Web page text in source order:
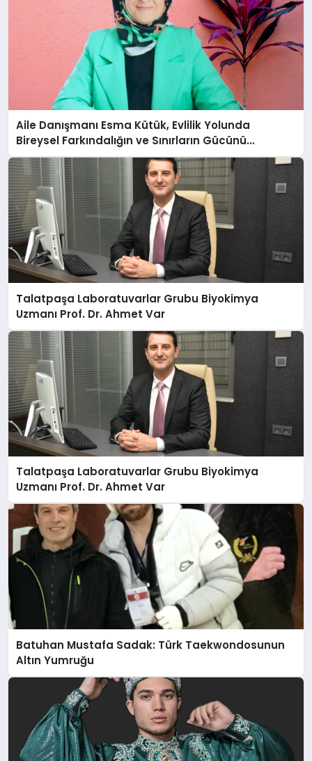
Aile Danışmanı Esma Kütük, Evlilik Yolunda
Bireysel Farkındalığın ve Sınırların Gücünü
Anlatıyor
Talatpaşa Laboratuvarlar Grubu Biyokimya
Uzmanı Prof. Dr. Ahmet Var
Talatpaşa Laboratuvarlar Grubu Biyokimya
Uzmanı Prof. Dr. Ahmet Var
Batuhan Mustafa Sadak: Türk Taekwondosunun
Altın Yumruğu